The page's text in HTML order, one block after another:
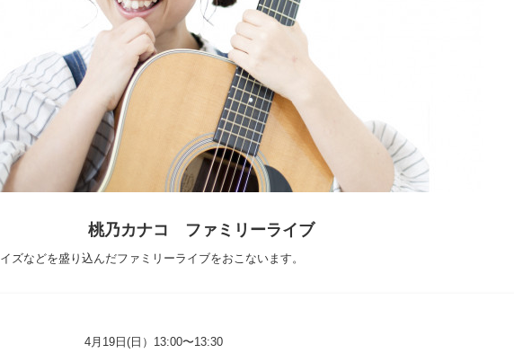
桃乃カナコ ファミリーライブ
ズなどを盛り込んだファミリーライブをおこないます。
4月19日(日）13:00〜13:30